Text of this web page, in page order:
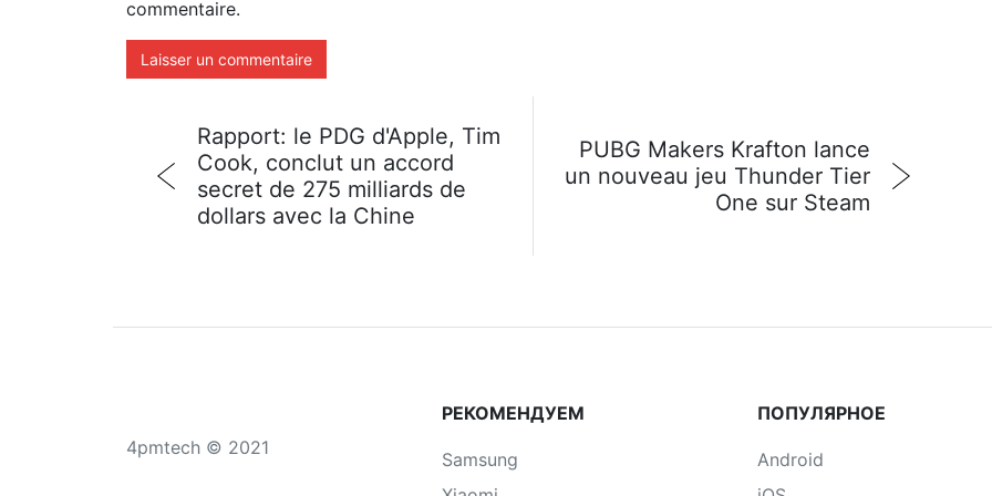
commentaire.
Rapport: le PDG d'Apple, Tim
Cook, conclut un accord
secret de 275 milliards de
dollars avec la Chine
PUBG Makers Krafton lance
un nouveau jeu Thunder Tier
One sur Steam
4pmtech © 2021
РЕКОМЕНДУЕМ
Samsung
ПОПУЛЯРНОЕ
Android